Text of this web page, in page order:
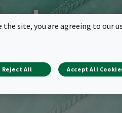
air
?
site, you are agreeing to our
Reject All Accept All